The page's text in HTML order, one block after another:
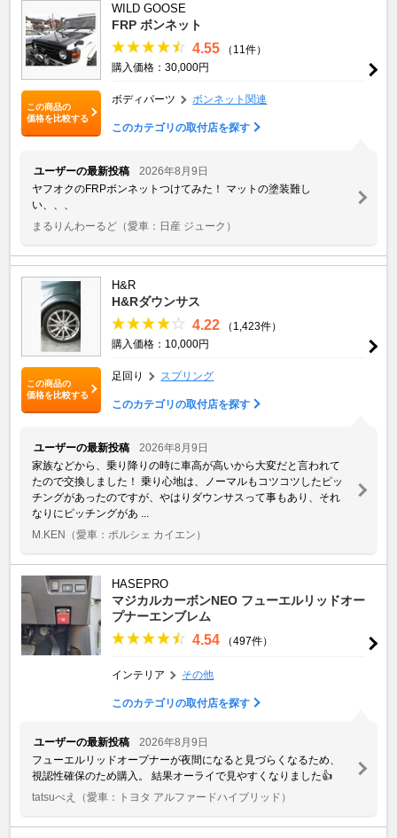
この商品の
価格を比較する
WILD GOOSE
FRP ボンネット
4.55
（11件）
購入価格：30,000円
ボディパーツ ボンネット関連
このカテゴリの取付店を探す
ユーザーの最新投稿
2026年8月9日
ヤフオクのFRPボンネットつけてみた！ マットの塗装難し
い、、、
まるりんわーるど （愛車：日産 ジューク）
この商品の
価格を比較する
H&R
H&Rダウンサス
4.22
（1,423件）
購入価格：10,000円
足回り スプリング
このカテゴリの取付店を探す
ユーザーの最新投稿
2026年8月9日
家族などから、乗り降りの時に車高が高いから大変だと言われて
たので交換しました！ 乗り心地は、ノーマルもコツコツしたピッ
チングがあったのですが、やはりダウンサスって事もあり、それ
なりにピッチングがあ ...
M.KEN （愛車：ポルシェ カイエン）
HASEPRO
マジカルカーボンNEO フューエルリッドオー
プナーエンブレム
4.54 （497件）
インテリア その他
このカテゴリの取付店を探す
ユーザーの最新投稿
2026年8月9日
フューエルリッドオープナーが夜間になると見づらくなるため、
視認性確保のため購入。 結果オーライで見やすくなりました👍
tatsuべえ
（愛車：トヨタ アルファードハイブリッド）